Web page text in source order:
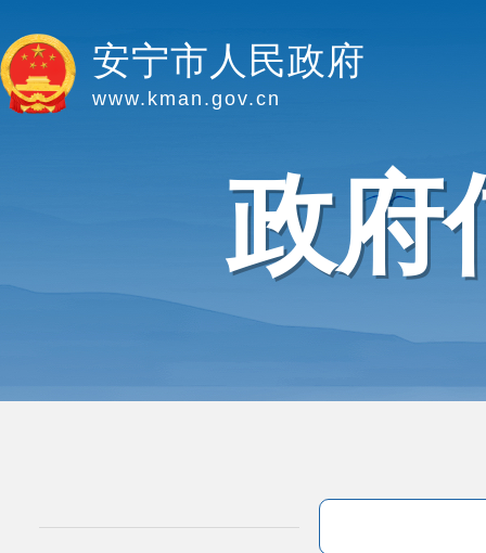
安宁市人民政府
www.kman.gov.cn
政府